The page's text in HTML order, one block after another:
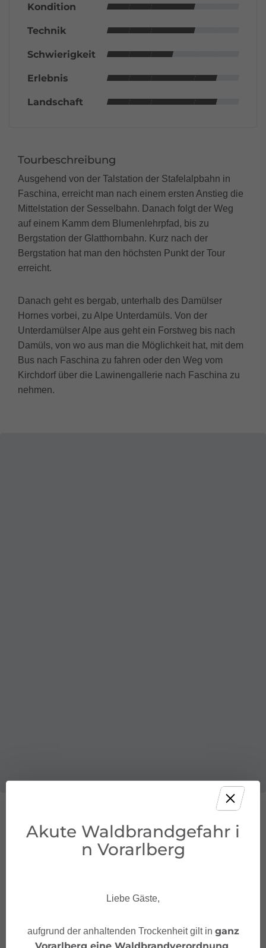
Kondition
Technik
Schwierigkeit
Erlebnis
Landschaft
Tourbeschreibung
Ausgehend von der Talstation der Stafelalpbahn in
Faschina, erreicht man nach einem ersten Anstieg die
Mittelstation der Sesselbahn. Danach folgt der Weg
auf einem Kamm dem Blumenlehrpfad, bis zu
Bergstation der Glatthornbahn. Kurz nach der
Bergstation hat man den höchsten Punkt der Tour
erreicht.
Danach geht es bergab, unterhalb des Damülser
Hornes vorbei, zu Alpe Unterdamüls. Von der
Unterdamülser Alpe aus geht ein Forstweg bis nach
Damüls, von wo aus man die Möglichkeit hat, mit dem
Bus nach Faschina zu fahren oder den Weg vom
Kirchdorf über die Lawinengallerie nach Faschina zu
nehmen.
Öffentliche Verkehrsmittel
Akute Waldbrandgefahr i
n Vorarlberg
Liebe Gäste,
aufgrund der anhaltenden Trockenheit gilt in ganz
Vorarlberg eine Waldbrandverordnung